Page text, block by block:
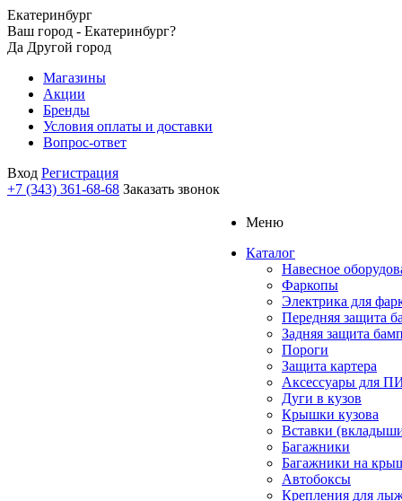
Екатеринбург
Ваш город - Екатеринбург?
Да Другой город
Магазины
Акции
Бренды
Условия оплаты и доставки
Вопрос-ответ
Вход Регистрация
+7 (343) 361-68-68 Заказать звонок
Меню
Каталог
Навесное
Фаркопы
Электрика для
Передняя защита
Задняя защита
Пороги
Защита картера
Аксессуары для
Дуги в кузов
Крышки кузова
Вставки
Багажники
Багажники на
Автобоксы
Крепления для